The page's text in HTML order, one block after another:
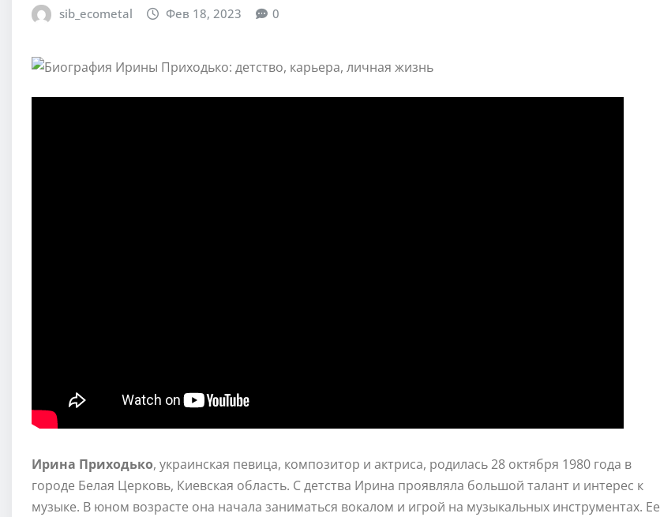
sib_ecometal Фев 18, 2023 0
Ирина Приходько, украинская певица, композитор и актриса, родилась 28 октября 1980 года в
городе Белая Церковь, Киевская область. С детства Ирина проявляла большой талант и интерес к
музыке. В юном возрасте она начала заниматься вокалом и игрой на музыкальных инструментах. Ее